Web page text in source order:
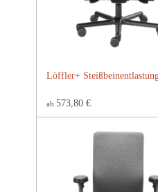
Löffler+
ab 573,80 €